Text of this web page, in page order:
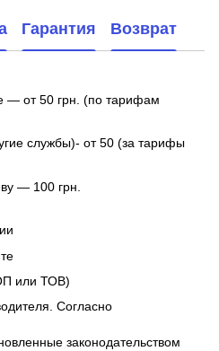
Гарантия Возврат
— от 50 грн. (по тарифам
службы)- от 50 (за тарифы
— 100 грн.
или ТОВ)
Согласно
законодательством